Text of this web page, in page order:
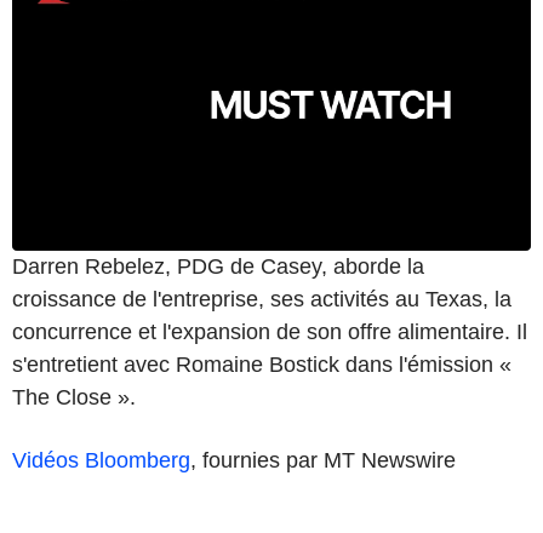
Darren Rebelez, PDG de Casey, aborde la
croissance de l'entreprise, ses activités au Texas, la
concurrence et l'expansion de son offre alimentaire. Il
s'entretient avec Romaine Bostick dans l'émission «
The Close ».
Vidéos Bloomberg, fournies par MT Newswire